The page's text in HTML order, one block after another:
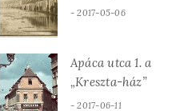
2017-05-06
Apáca utca 1. a
„Kreszta-ház”
2017-06-11